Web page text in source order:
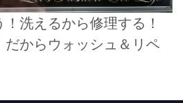
洗えるから修理する！
だからウォッシュ＆リペ